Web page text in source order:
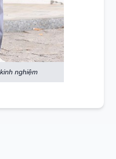
nghiệm